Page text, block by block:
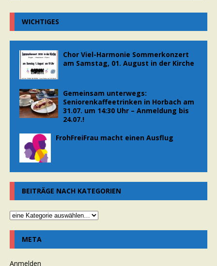
WICHTIGES
Chor Viel-Harmonie Sommerkonzert
am Samstag, 01. August in der Kirche
Gemeinsam unterwegs:
Seniorenkaffeetrinken in Horbach am
31.07. um 14:30 Uhr – Anmeldung bis
24.07.!
FrohFreiFrau macht einen Ausflug
BEITRÄGE NACH KATEGORIEN
META
Anmelden